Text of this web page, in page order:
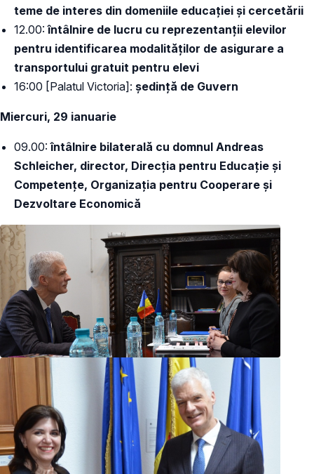
teme de interes din domeniile educației și cercetării
12.00:întâlnire de lucru cu reprezentanții elevilor
pentru identificarea modalităților de asigurare a
transportului gratuit pentru elevi
16:00 [Palatul Victoria]: ședință de Guvern
Miercuri, 29 ianuarie
09.00: întâlnire bilaterală cu domnul Andreas
Schleicher, director, Direcția pentru Educație și
Competențe, Organizația pentru Cooperare și
Dezvoltare Economică